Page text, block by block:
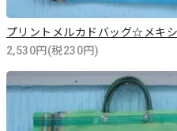
プリントメルカドバッグ☆メキ
2,530円(税230円)